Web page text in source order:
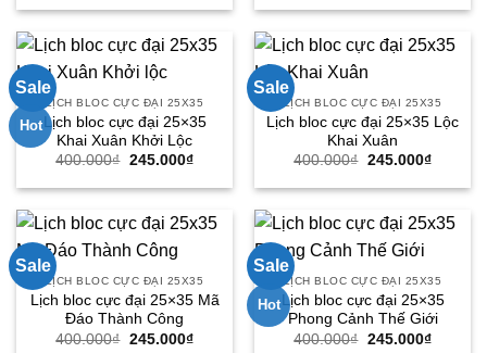
là:
tại
265.000₫.
là:
tại
Sale
Hot
LỊCH BLOC CỰC ĐẠI 25X35
Lịch bloc cực đại 25×35
Khai Xuân Khởi Lộc
400.000₫ Giá
là:
245.000₫Giá
tại
245.000₫.
Sale
LỊCH BLOC CỰC ĐẠI 25X35
Lịch bloc cực đại 25×35 Lộc
Khai Xuân
400.000₫ Giá
là:
245.000₫Giá
tại
Sale
LỊCH BLOC CỰC ĐẠI 25X35
Lịch bloc cực đại 25×35 Mã
Đáo Thành Công
400.000₫ Giá
245.000₫Giá
Sale
Hot
LỊCH BLOC CỰC ĐẠI 25X35
Lịch bloc cực đại 25×35
Phong Cảnh Thế Giới
400.000₫ Giá
245.000₫Giá